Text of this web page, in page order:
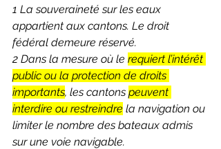
1 La souveraineté sur les eaux
appartient aux cantons. Le droit
fédéral demeure réservé.
2 Dans la mesure où le requiert l’intérêt
public ou la protection de droits
importants, les cantons peuvent
interdire ou restreindre la navigation ou
limiter le nombre des bateaux admis
sur une voie navigable.